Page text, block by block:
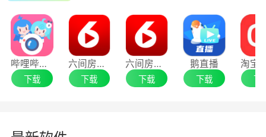
AV1和HEVC支持RTMP流
这些视频压缩格式以与H264相同的比特率提
供更高的质量，并由选定的流媒体提供商支持。
(目前是YouTube直播)
哔哩哔哩直播姬64位
下载
六间房直播伴侣32位
下载
六间房直播伴侣64位
下载
鹅直播
下载 下